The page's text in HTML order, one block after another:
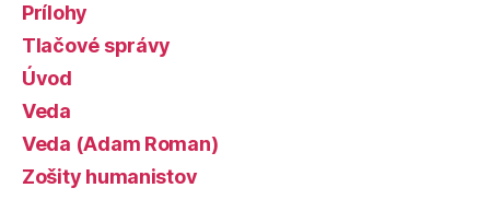
Prílohy
Tlačové správy
Úvod
Veda
Veda (Adam Roman)
Zošity humanistov